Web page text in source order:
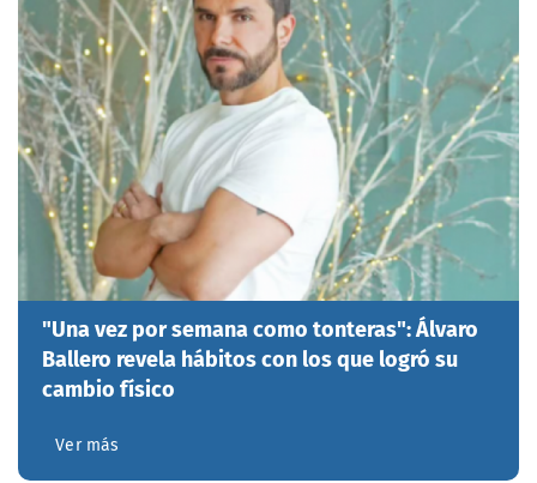
"Una vez por semana como tonteras": Álvaro
Ballero revela hábitos con los que logró su
cambio físico
Ver más